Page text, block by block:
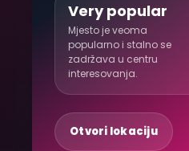
Very popular
Mjesto je veoma
popularno i stalno se
zadržava u centru
interesovanja.
Otvori lokaciju